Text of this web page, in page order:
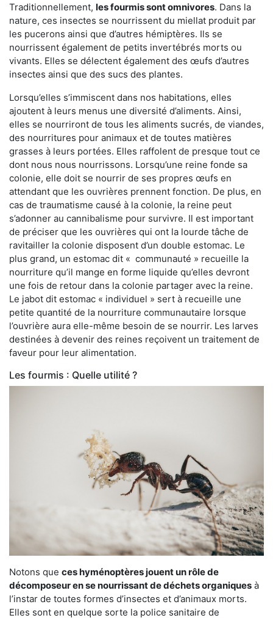
Traditionnellement, les fourmis sont omnivores. Dans la
nature, ces insectes se nourrissent du miellat produit par
les pucerons ainsi que d’autres hémiptères. Ils se
nourrissent également de petits invertébrés morts ou
vivants. Elles se délectent également des œufs d’autres
insectes ainsi que des sucs des plantes.
Lorsqu’elles s’immiscent dans nos habitations, elles
ajoutent à leurs menus une diversité d’aliments. Ainsi,
elles se nourriront de tous les aliments sucrés, de viandes,
des nourritures pour animaux et de toutes matières
grasses à leurs portées. Elles raffolent de presque tout ce
dont nous nous nourrissons. Lorsqu’une reine fonde sa
colonie, elle doit se nourrir de ses propres œufs en
attendant que les ouvrières prennent fonction. De plus, en
cas de traumatisme causé à la colonie, la reine peut
s’adonner au cannibalisme pour survivre. Il est important
de préciser que les ouvrières qui ont la lourde tâche de
ravitailler la colonie disposent d’un double estomac. Le
plus grand, un estomac dit « communauté » recueille la
nourriture qu’il mange en forme liquide qu’elles devront
une fois de retour dans la colonie partager avec la reine.
Le jabot dit estomac « individuel » sert à recueille une
petite quantité de la nourriture communautaire lorsque
l’ouvrière aura elle-même besoin de se nourrir. Les larves
destinées à devenir des reines reçoivent un traitement de
faveur pour leur alimentation.
Les fourmis : Quelle utilité ?
Notons que ces hyménoptères jouent un rôle de
décomposeur en se nourrissant de déchets organiques à
l’instar de toutes formes d’insectes et d’animaux morts.
Elles sont en quelque sorte la police sanitaire de